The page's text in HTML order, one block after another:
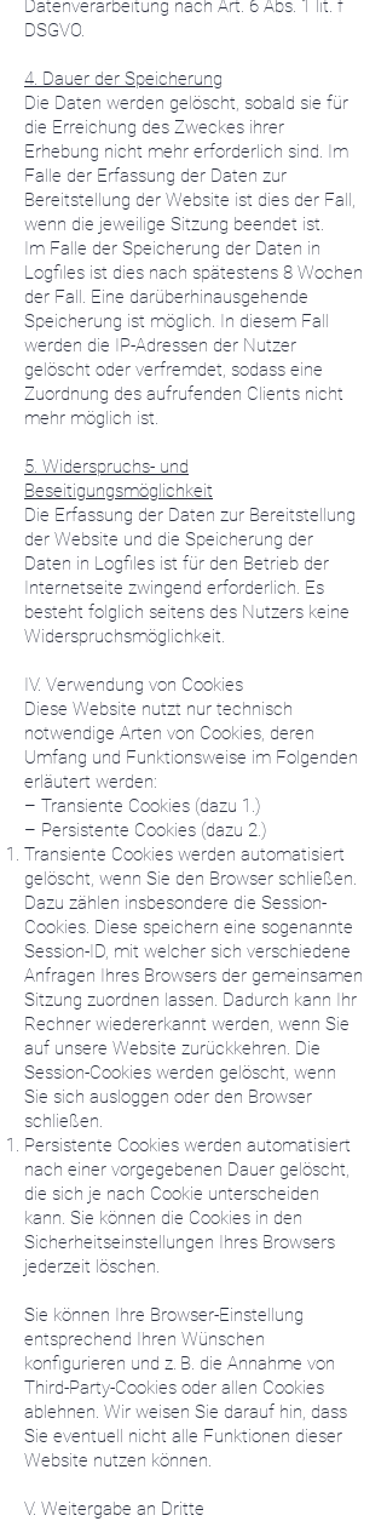
Datenverarbeitung nach Art. 6 Abs. 1 lit. f
DSGVO.
4. Dauer der Speicherung
Die Daten werden gelöscht, sobald sie für
die Erreichung des Zweckes ihrer
Erhebung nicht mehr erforderlich sind. Im
Falle der Erfassung der Daten zur
Bereitstellung der Website ist dies der Fall,
wenn die jeweilige Sitzung beendet ist.
Im Falle der Speicherung der Daten in
Logfiles ist dies nach spätestens 8 Wochen
der Fall. Eine darüberhinausgehende
Speicherung ist möglich. In diesem Fall
werden die IP-Adressen der Nutzer
gelöscht oder verfremdet, sodass eine
Zuordnung des aufrufenden Clients nicht
mehr möglich ist.
5. Widerspruchs- und
Beseitigungsmöglichkeit
Die Erfassung der Daten zur Bereitstellung
der Website und die Speicherung der
Daten in Logfiles ist für den Betrieb der
Internetseite zwingend erforderlich. Es
besteht folglich seitens des Nutzers keine
Widerspruchsmöglichkeit.
IV. Verwendung von Cookies
Diese Website nutzt nur technisch
notwendige Arten von Cookies, deren
Umfang und Funktionsweise im Folgenden
erläutert werden:
– Transiente Cookies (dazu 1.)
– Persistente Cookies (dazu 2.)
Transiente Cookies werden automatisiert
gelöscht, wenn Sie den Browser schließen.
Dazu zählen insbesondere die Session-
Cookies. Diese speichern eine sogenannte
Session-ID, mit welcher sich verschiedene
Anfragen Ihres Browsers der gemeinsamen
Sitzung zuordnen lassen. Dadurch kann Ihr
Rechner wiedererkannt werden, wenn Sie
auf unsere Website zurückkehren. Die
Session-Cookies werden gelöscht, wenn
Sie sich ausloggen oder den Browser
schließen.
Persistente Cookies werden automatisiert
nach einer vorgegebenen Dauer gelöscht,
die sich je nach Cookie unterscheiden
kann. Sie können die Cookies in den
Sicherheitseinstellungen Ihres Browsers
jederzeit löschen.
Sie können Ihre Browser-Einstellung
entsprechend Ihren Wünschen
konfigurieren und z. B. die Annahme von
Third-Party-Cookies oder allen Cookies
ablehnen. Wir weisen Sie darauf hin, dass
Sie eventuell nicht alle Funktionen dieser
Website nutzen können.
V. Weitergabe an Dritte